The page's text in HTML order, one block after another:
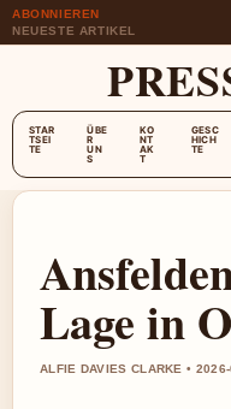
ABONNIEREN
NEUESTE ARTIKEL
STAR
TSEI
TE
ÜBE
R
UN
S
KO
NT
AK
T
GESC
HICH
TE
Lage in
ALFIE DAVIES CLARKE •